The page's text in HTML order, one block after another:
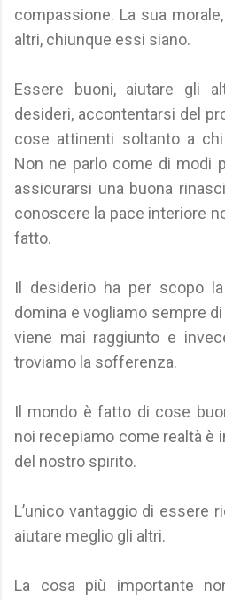
compassione. La sua
altri, chiunque essi siano.
Essere buoni, aiutare gli
desideri, accontentarsi del
cose attinenti soltanto a
Non ne parlo come di modi
assicurarsi una buona
conoscere la pace interiore
fatto.
Il desiderio ha per scopo
domina e vogliamo sempre
viene mai raggiunto e
troviamo la sofferenza.
Il mondo è fatto di cose
noi recepiamo come realtà è
del nostro spirito.
L’unico vantaggio di essere
aiutare meglio gli altri.
La cosa più importante